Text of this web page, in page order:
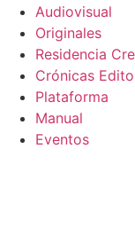
Audiovisual
Originales
Residencia
Crónicas
Plataforma
Manual
Eventos